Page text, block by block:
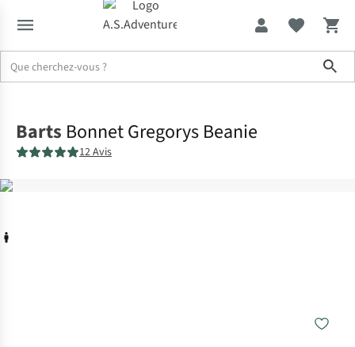
Barts Bonnet Gregorys Beanie
12 Avis